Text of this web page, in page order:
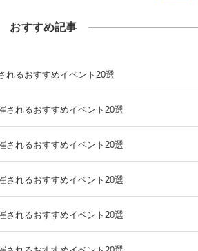
おすすめ記事
れるおすすめイベント20選
されるおすすめイベント20選
されるおすすめイベント20選
されるおすすめイベント20選
されるおすすめイベント20選